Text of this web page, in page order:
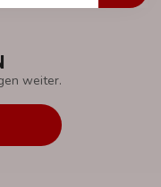
weiter.